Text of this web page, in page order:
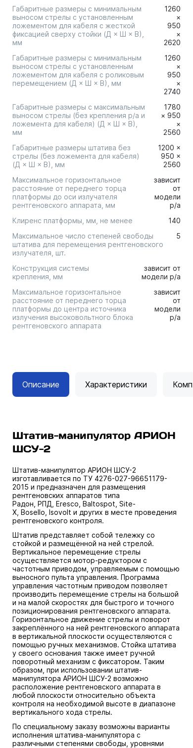
Габаритные размеры с минимальным
выносом стрелы с установленным
ложементом для кабеля с жесткой
фиксацией сверху стойки (Д × Ш × В),
мм
1260
×
950
×
2620
Габаритные размеры с минимальным
выносом стрелы с установленным
ложементом для кабеля с роликовым
перемещением (Д × Ш × В), мм
1260
×
950
×
2740
Габаритные размеры с максимальным
выносом стрелы (без крепления р/а и
ложемента для кабеля) (Д × Ш × В),
мм
1780
× 950
×
2560
Габаритные размеры штатива без
стрелы (без ложемента для кабеля)
(Д × Ш × В), мм
1200 ×
950 ×
2560
Максимальное горизонтальное
расстояние от переднего торца
платформы до оси излучателя
рентгеновского аппарата, мм
зависит
от
модели
р/а
Клиренс платформы, мм, не менее
140
Максимальное число степеней свободы
штатива для перемещения рентгеновского
излучателя, шт.
5
Конструкция системы
крепления, мм
зависит от
модели р/а
Максимальное горизонтальное
расстояние от переднего торца
платформы до центра источника
излучения высоковольтного блока
рентгеновского аппарата
зависит
от
модели
р/а
Описание Характеристики
Штатив-манипулятор АРИОН
ШСУ-2
Штатив-манипулятор АРИОН ШСУ-2
изготавливается по ТУ 4276-027-96651179-
2015 и предназначен для размещения
рентгеновских аппаратов типа
Радон, РПД, Eresco, Baltospot, Site-
X, Bosello, Isovolt и других в месте проведения
рентгеновского контроля.
Штатив представляет собой тележку со
стойкой и размещённой на ней стрелой.
Вертикальное перемещение стрелы
осуществляется мотор-редуктором с
частотным приводом, управляемым с помощью
выносного пульта управления. Программа
управления частотным приводом позволяет
производить перемещение стрелы на большой
и на малой скоростях для быстрого и точного
позиционирования рентгеновского аппарата.
Горизонтальное движение стрелы и поворот
закреплённого на ней рентгеновского аппарата
в вертикальной плоскости осуществляются с
помощью ручных механизмов. Стойка штатива
у своего основания также имеет ручной
поворотный механизм с фиксатором. Таким
образом, при использовании штатив-
манипулятора АРИОН ШСУ-2 возможно
расположение рентгеновского аппарата в
любой плоскости относительно объекта
контроля на необходимой высоте в диапазоне
вертикального хода стрелы.
По специальному заказу возможны варианты
исполнения штатива-манипулятора с
различными степенями свободы, уровнями